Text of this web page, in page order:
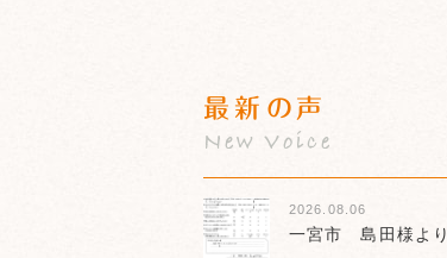
最新の声
New Voice
2026.08.06
一宮市 島田様より